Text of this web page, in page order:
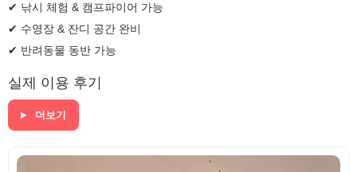
✔ 낚시 체험 & 캠프파이어 가능
✔ 수영장 & 잔디 공간 완비
✔ 반려동물 동반 가능
실제 이용 후기
더보기